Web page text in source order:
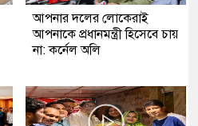
আপনার দলের লোকেরাই
আপনাকে প্রধানমন্ত্রী হিসেবে চায়
না: কর্নেল অলি